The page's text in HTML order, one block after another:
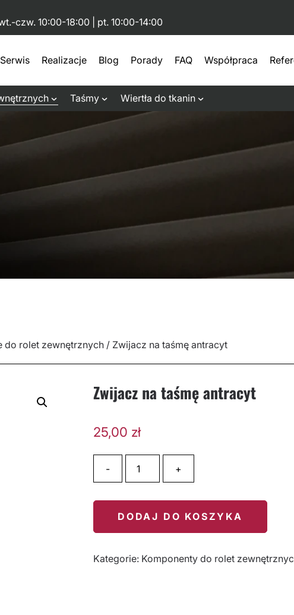
czw. 10:00-18:00 | pt. 10:00-14:00
Serwis Realizacje Blog Porady FAQ Współpraca
Taśmy Wiertła do tkanin
do rolet zewnętrznych / Zwijacz na taśmę antracyt
Zwijacz na taśmę antracyt
25,00 zł
+
-
DODAJ DO KOSZYKA
Kategorie: Komponenty do rolet